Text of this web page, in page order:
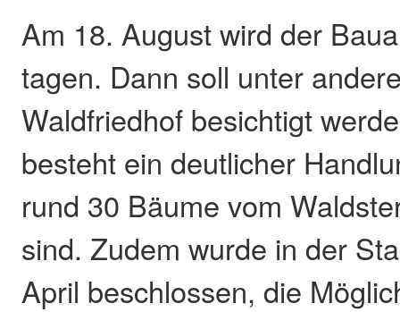
Am 18. August wird der
tagen. Dann soll unter
Waldfriedhof besichtigt
besteht ein deutlicher
rund 30 Bäume vom
sind. Zudem wurde in der
April beschlossen, die